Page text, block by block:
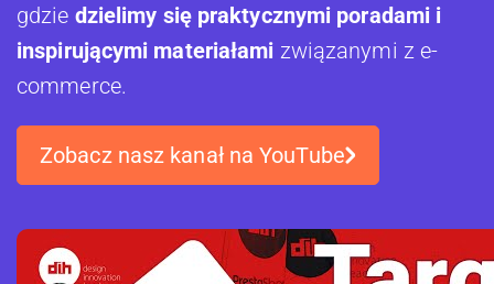
gdzie dzielimy się praktycznymi poradami i
inspirującymi materiałami związanymi z e-
commerce.
Zobacz nasz kanał na YouTube